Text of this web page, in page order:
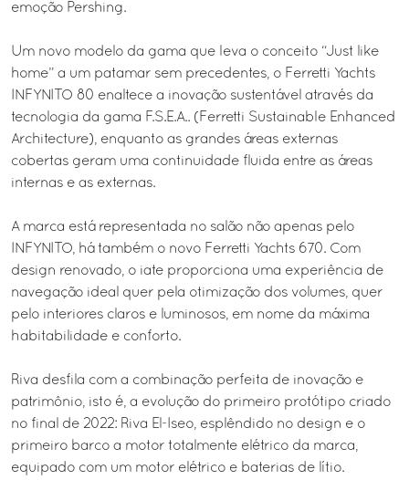
emoção Pershing.
Um novo modelo da gama que leva o conceito “Just like
home” a um patamar sem precedentes, o Ferretti Yachts
INFYNITO 80 enaltece a inovação sustentável através da
tecnologia da gama F.S.E.A.. (Ferretti Sustainable Enhanced
Architecture), enquanto as grandes áreas externas
cobertas geram uma continuidade fluida entre as áreas
internas e as externas.
A marca está representada no salão não apenas pelo
INFYNITO, há também o novo Ferretti Yachts 670. Com
design renovado, o iate proporciona uma experiência de
navegação ideal quer pela otimização dos volumes, quer
pelo interiores claros e luminosos, em nome da máxima
habitabilidade e conforto.
Riva desfila com a combinação perfeita de inovação e
patrimônio, isto é, a evolução do primeiro protótipo criado
no final de 2022: Riva El-Iseo, esplêndido no design e o
primeiro barco a motor totalmente elétrico da marca,
equipado com um motor elétrico e baterias de lítio.